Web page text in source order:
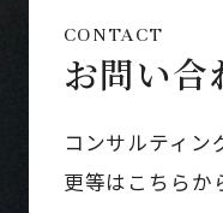
CONTACT
お問い合
コンサルティン
更等はこちらか